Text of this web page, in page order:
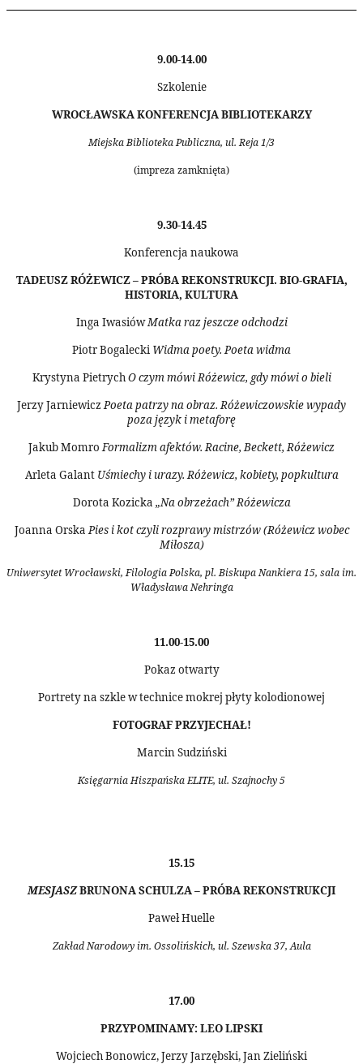
9.00-14.00
Szkolenie
WROCŁAWSKA KONFERENCJA BIBLIOTEKARZY
Miejska Biblioteka Publiczna, ul. Reja 1/3
(impreza zamknięta)
9.30-14.45
Konferencja naukowa
TADEUSZ RÓŻEWICZ – PRÓBA REKONSTRUKCJI. BIO-GRAFIA,
HISTORIA, KULTURA
Inga IwasiówMatka raz jeszcze odchodzi
Piotr Bogalecki Widma poety. Poeta widma
Krystyna Pietrych O czym mówi Różewicz, gdy mówi o bieli
Jerzy Jarniewicz Poeta patrzy na obraz. Różewiczowskie wypady
poza język i metaforę
Jakub Momro Formalizm afektów. Racine, Beckett, Różewicz
Arleta Galant Uśmiechy i urazy. Różewicz, kobiety, popkultura
Dorota Kozicka „Na obrzeżach” Różewicza
Joanna Orska Pies i kot czyli rozprawy mistrzów (Różewicz wobec
Miłosza)
Uniwersytet Wrocławski, Filologia Polska, pl. Biskupa Nankiera 15, sala im.
Władysława Nehringa
11.00-15.00
Pokaz otwarty
Portrety na szkle w technice mokrej płyty kolodionowej
FOTOGRAF PRZYJECHAŁ!
Marcin Sudziński
Księgarnia Hiszpańska ELITE, ul. Szajnochy 5
15.15
MESJASZBRUNONA SCHULZA – PRÓBA REKONSTRUKCJI
Paweł Huelle
Zakład Narodowy im. Ossolińskich, ul. Szewska 37, Aula
17.00
PRZYPOMINAMY: LEO LIPSKI
Wojciech Bonowicz, Jerzy Jarzębski, Jan Zieliński